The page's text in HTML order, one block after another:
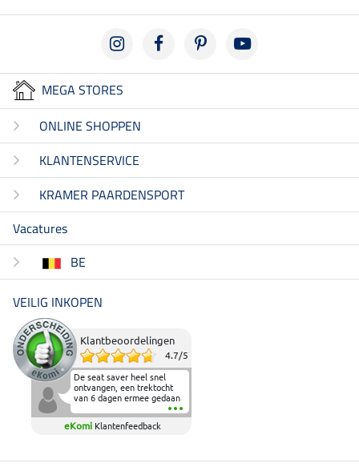
MEGA STORES
ONLINE SHOPPEN
KLANTENSERVICE
KRAMER PAARDENSPORT
Vacatures
BE
VEILIG INKOPEN
Klantbeoordelingen
4.7/5
De seat saver heel snel
ontvangen, een trektocht
van 6 dagen ermee gedaan
en deze heeft de beproeving
fantastisch doorstaan.
Heerlijk zacht om op te
elkaar in het zadel.
eKomi Klantenfeedback